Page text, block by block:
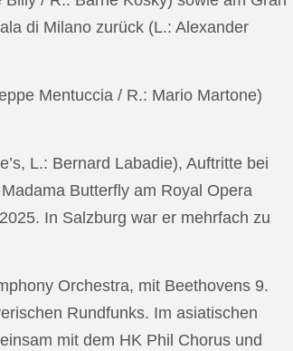
di Milano zurück (L.: Alexander
Mentuccia / R.: Mario Martone)
L.: Bernard Labadie), Auftritte bei
Butterfly am Royal Opera
In Salzburg war er mehrfach zu
Orchestra, mit Beethovens 9.
Rundfunks. Im asiatischen
mit dem HK Phil Chorus und